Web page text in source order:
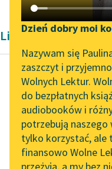
Katalog DAISY
Podkasty o książkach
Aktualności
Zapraszamy na
online z tłumaczkami
literatury skandynawskiej
Spotkanie z Katarzyną
Tunkiel w Oslo
Wolne Lektury na 32.
Dzień dobry moi
Nazywam się
zaszczyt i
Wolnych Lektur.
do bezpłatnych
audiobooków i
potrzebują naszego
tylko korzystać, ale
finansowo Wolne
Liryka Tadeusza